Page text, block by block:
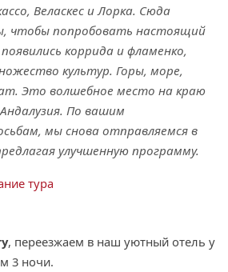
Веласкес и Лорка. Сюда
чтобы попробовать настоящий
коррида и фламенко,
культур. Горы, море,
Это волшебное место на краю
По вашим
мы снова отправляемся в
улучшенную программу.
тура
, переезжаем в наш уютный отель у
3 ночи.